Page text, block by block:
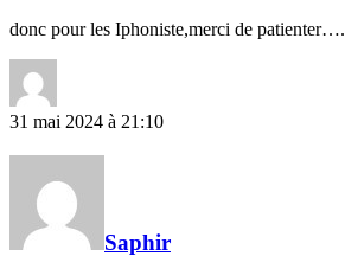
donc pour les Iphoniste,merci de patienter….
31 mai 2024 à 21:10
Saphir